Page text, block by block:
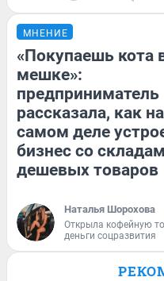
МНЕНИЕ
«Покупаешь кота
мешке»:
предприниматель
рассказала, как на
самом деле
бизнес со
дешевых товаров
Наталья Шорохова
Открыла кофейную
деньги соцразвития